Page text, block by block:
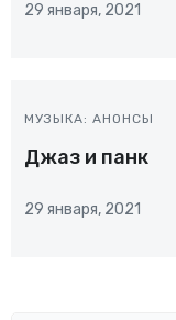
29 января, 2021
МУЗЫКА: АНОНСЫ
Джаз и панк
29 января, 2021